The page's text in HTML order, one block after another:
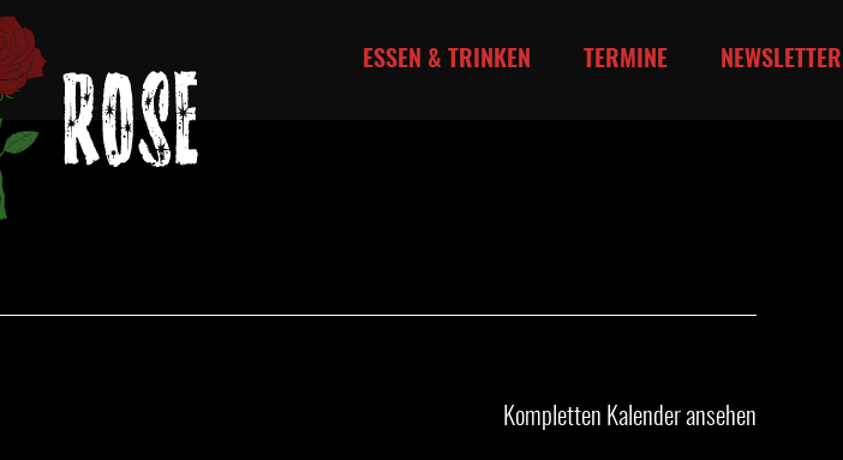
ESSEN & TRINKEN TERMINE NEWSLETTER
Kompletten Kalender ansehen